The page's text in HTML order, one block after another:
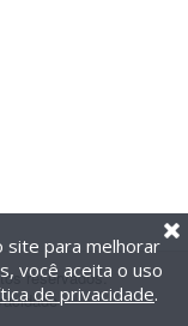
reservados.
site para melhorar
você aceita o uso
de privacidade.